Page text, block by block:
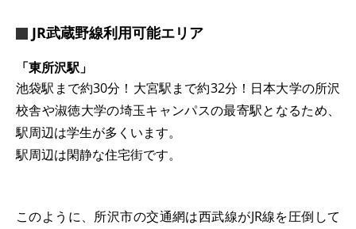
JR武蔵野線利用可能エリア
「東所沢駅」
池袋駅まで約30分！大宮駅まで約32分！日本大学の所沢
校舎や淑徳大学の埼玉キャンパスの最寄駅となるため、
駅周辺は学生が多くいます。
駅周辺は閑静な住宅街です。
このように、所沢市の交通網は西武線がJR線を圧倒して